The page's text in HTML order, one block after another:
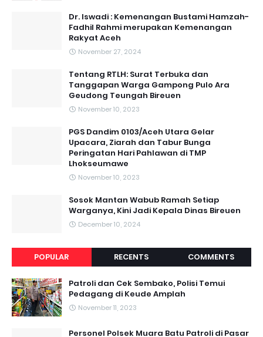
Dr. Iswadi : Kemenangan Bustami Hamzah-
Fadhil Rahmi merupakan Kemenangan
Rakyat Aceh
November 27, 2024
Tentang RTLH: Surat Terbuka dan
Tanggapan Warga Gampong Pulo Ara
Geudong Teungah Bireuen
November 10, 2023
PGS Dandim 0103/Aceh Utara Gelar
Upacara, Ziarah dan Tabur Bunga
Peringatan Hari Pahlawan di TMP
Lhokseumawe
November 10, 2023
Sosok Mantan Wabub Ramah Setiap
Warganya, Kini Jadi Kepala Dinas Bireuen
December 10, 2024
POPULAR RECENTS COMMENTS
Patroli dan Cek Sembako, Polisi Temui
Pedagang di Keude Amplah
November 11, 2023
Personel Polsek Muara Batu Patroli di Pasar